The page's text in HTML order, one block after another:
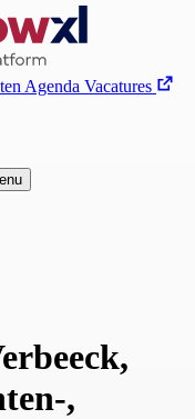
Agenda Vacatures
,